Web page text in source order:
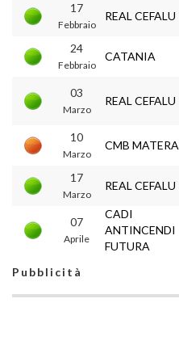
17
Febbraio
REAL CEFALU
24
Febbraio
CATANIA
03
Marzo
REAL CEFALU
10
Marzo
CMB MATERA
17
Marzo
REAL CEFALU
07
Aprile
CADI
ANTINCENDI
FUTURA
Pubblicità